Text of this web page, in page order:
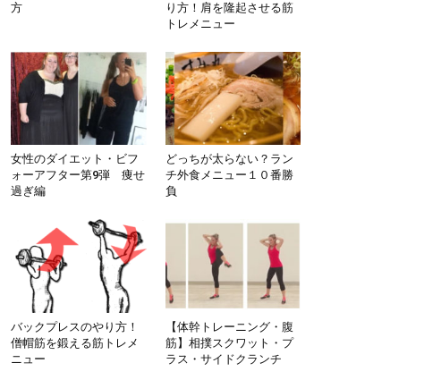
方
り方！肩を隆起させる筋
トレメニュー
女性のダイエット・ビフ
ォーアフター第9弾 痩せ
過ぎ編
どっちが太らない？ラン
チ外食メニュー１０番勝
負
バックプレスのやり方！
僧帽筋を鍛える筋トレメ
ニュー
【体幹トレーニング・腹
筋】相撲スクワット・プ
ラス・サイドクランチ